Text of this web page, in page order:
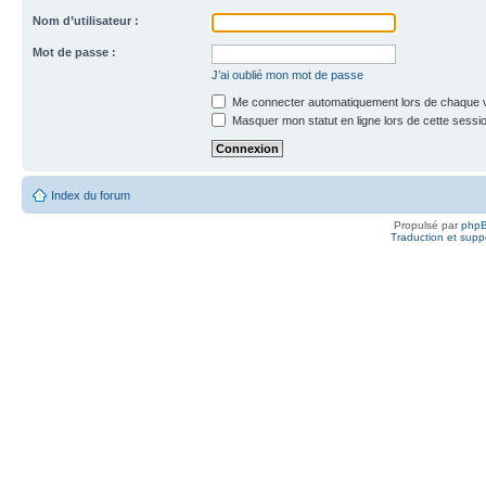
Nom d’utilisateur :
Mot de passe :
J’ai oublié mon mot de passe
Me connecter automatiquement lors de chaque
Masquer mon statut en ligne lors de cette
Index du forum
Propulsé par
Traduction et